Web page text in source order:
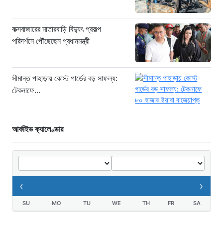
কক্সবাজারের মাতারবাড়ি বিদ্যুৎ প্রকল্প
পরিদর্শনে পৌঁছেছেন প্রধানমন্ত্রী
সীমান্ত পাহাড়ায় কোস্ট গার্ডের বড় সাফল্য:
টেকনাফে...
আর্কাইভ ক্যালেণ্ডার
‹ ›
SU MO TU WE TH FR SA